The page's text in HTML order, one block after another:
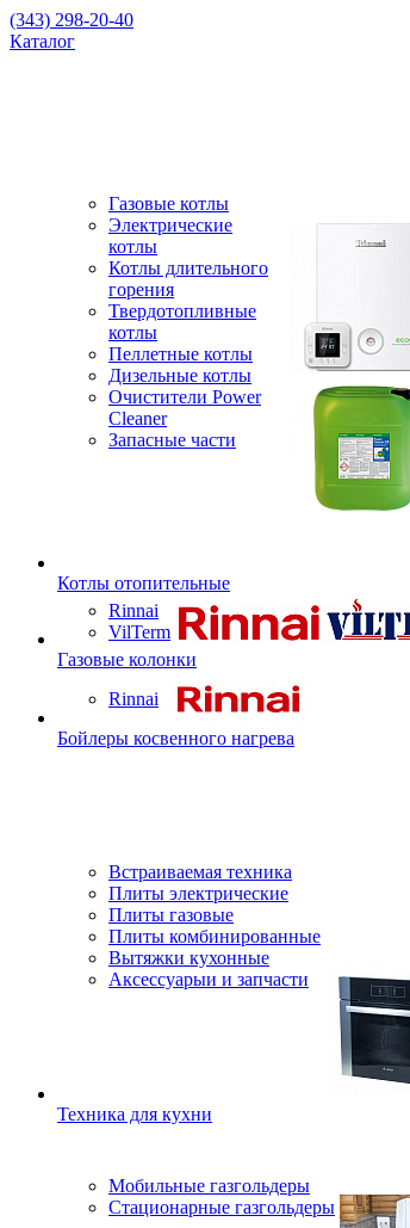
(343) 298-20-40
Каталог
Газовые котлы
Электрические
котлы
Котлы длительного
горения
Твердотопливные
котлы
Пеллетные котлы
Дизельные котлы
Очистители Power
Cleaner
Запасные части
Котлы отопительные
Rinnai
VilTerm
Газовые колонки
Rinnai
Бойлеры косвенного нагрева
Встраиваемая техника
Плиты электрические
Плиты газовые
Плиты комбинированные
Вытяжки кухонные
Аксессуарыи и запчасти
Техника для кухни
Мобильные газгольдеры
Стационарные газгольдеры